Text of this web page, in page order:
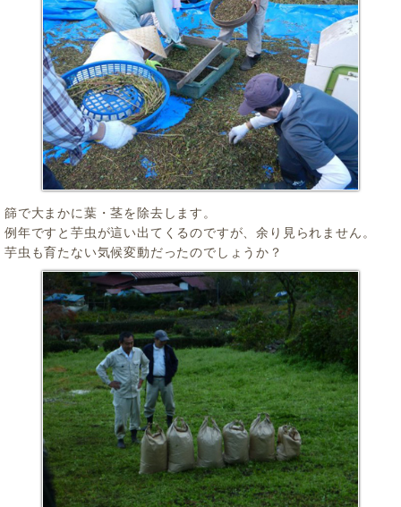
篩で大まかに葉・茎を除去します。
例年ですと芋虫が這い出てくるのですが、余り見られません。
芋虫も育たない気候変動だったのでしょうか？